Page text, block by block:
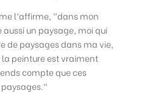
l’affirme, “dans mon
aussi un paysage, moi qui
de paysages dans ma vie,
peinture est vraiment
compte que ces